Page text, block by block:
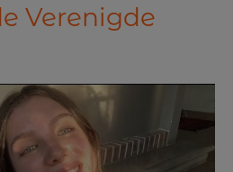
Verenigde